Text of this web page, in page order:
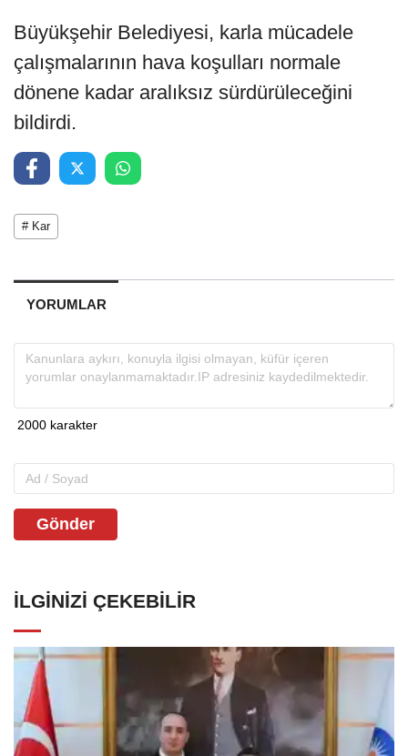
Büyükşehir Belediyesi, karla mücadele
çalışmalarının hava koşulları normale
dönene kadar aralıksız sürdürüleceğini
bildirdi.
# Kar
YORUMLAR
Gönder
İLGINIZI ÇEKEBILIR